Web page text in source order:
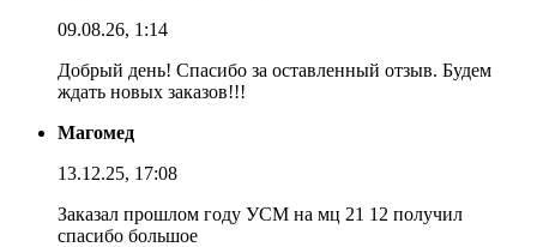
09.08.26, 1:14
Добрый день! Спасибо за оставленный отзыв. Будем
ждать новых заказов!!!
Магомед
13.12.25, 17:08
Заказал прошлом году УСМ на мц 21 12 получил
спасибо большое